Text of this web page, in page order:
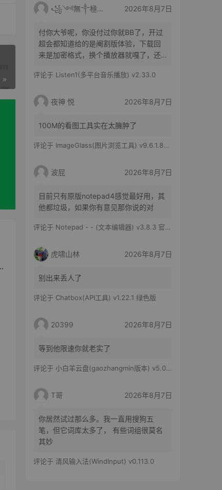
꧁༺無༒極༻꧂ 2026年8月7日
付你大爷呢，你没付过你就BB了，开过
超会都知道给的是阉割版体验，下载回
来是加密格式，换个播放器就嘎了，还
评论于 Listen1(多平台音乐播放) v2.33.0
夜神 悦 2026年8月7日
100M的看图工具实在太臃肿了
评论于 ImageGlass(图片浏览工具) v9.6.1.807 官方便携版
波屁 2026年8月7日
目前只有原版notepad4感觉最好用，其
他都垃圾，如果你有意见那你说的对
评论于 Notepad - - (文本编辑器) v3.8.3 官方版
虎啸山林 2026年8月7日
别出来丢人了
评论于 Chatbox(API工具) v1.22.1 绿色版
20399 2026年8月7日
等到他限速你就老实了
评论于 小白羊云盘(gaozhangmin版本) v5.0.14
T哥 2026年8月7日
你居然试过那么多。我一直用搜狗五
笔，但它词库太多了， 有些词组很莫名
其妙
评论于 清风输入法(WindInput) v0.113.0